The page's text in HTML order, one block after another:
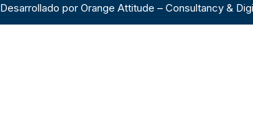
Desarrollado porOrange Attitude – Consultancy &